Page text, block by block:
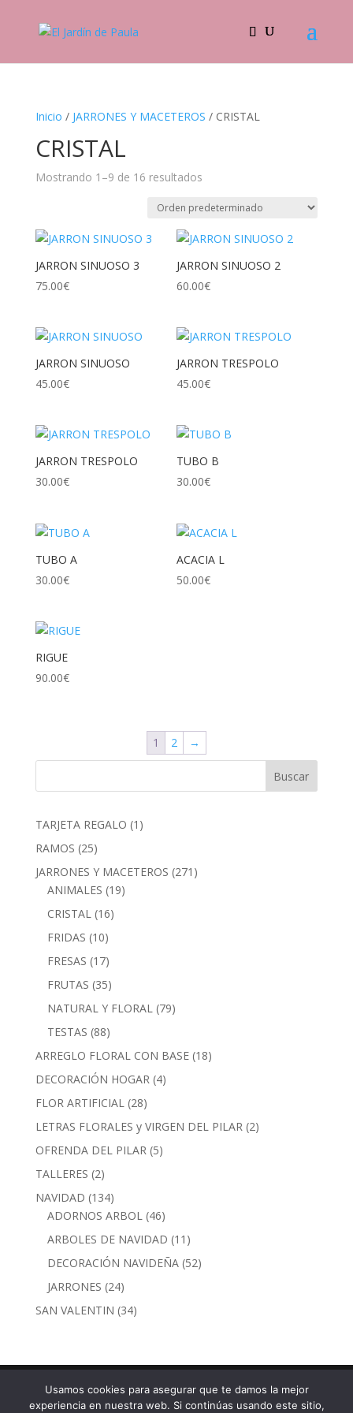
Inicio / JARRONES Y MACETEROS / CRISTAL
CRISTAL
Mostrando 1–9 de 16 resultados
JARRON SINUOSO 3
75.00€
JARRON SINUOSO 2
60.00€
JARRON SINUOSO
45.00€
JARRON TRESPOLO
45.00€
JARRON TRESPOLO
30.00€
TUBO B
30.00€
TUBO A
30.00€
ACACIA L
50.00€
RIGUE
90.00€
1 2 →
TARJETA REGALO 1 1
RAMOS 2525
productos
JARRONES Y MACETEROS 271 271
ANIMALES 1919
CRISTAL 1616
FRIDAS 1010
productos
FRESAS 1717
productos
FRUTAS 3535
productos
NATURAL Y FLORAL 7979
TESTAS 8888
productos
ARREGLO FLORAL CON BASE 1818
DECORACIÓN HOGAR 44
FLOR ARTIFICIAL 2828
productos
LETRAS FLORALES y VIRGEN DEL PILAR 22
OFRENDA DEL PILAR 55
TALLERES 22
productos
NAVIDAD 134134
productos
ADORNOS ARBOL 4646
productos
ARBOLES DE NAVIDAD 11 11
productos
DECORACIÓN NAVIDEÑA 5252
JARRONES 2424
productos
SAN VALENTIN 3434
Usamos cookies para asegurar que te damos la mejor
experiencia en nuestra web. Si continúas usando este sitio,